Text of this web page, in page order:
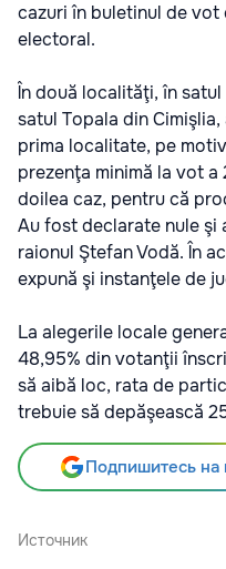
cazuri în buletinul de
electoral.
În două localităţi, în
satul Topala din
prima localitate, pe
prezenţa minimă la vot
doilea caz, pentru că
Au fost declarate nule şi
raionul Ştefan Vodă. În
expună şi instanţele de
La alegerile locale
48,95% din votanţii
să aibă loc, rata de
trebuie să depăşească
Подпишитесь на
Источник